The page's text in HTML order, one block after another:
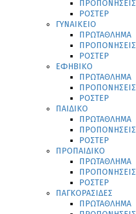
ΠΡΟΠΟΝΗΣΕΙΣ
ΡΟΣΤΕΡ
ΓΥΝΑΙΚΕΙΟ
ΠΡΩΤΑΘΛΗΜΑ
ΠΡΟΠΟΝΗΣΕΙΣ
ΡΟΣΤΕΡ
ΕΦΗΒΙΚΟ
ΠΡΩΤΑΘΛΗΜΑ
ΠΡΟΠΟΝΗΣΕΙΣ
ΡΟΣΤΕΡ
ΠΑΙΔΙΚΟ
ΠΡΩΤΑΘΛΗΜΑ
ΠΡΟΠΟΝΗΣΕΙΣ
ΡΟΣΤΕΡ
ΠΡΟΠΑΙΔΙΚΟ
ΠΡΩΤΑΘΛΗΜΑ
ΠΡΟΠΟΝΗΣΕΙΣ
ΡΟΣΤΕΡ
ΠΑΓΚΟΡΑΣΙΔΕΣ
ΠΡΩΤΑΘΛΗΜΑ